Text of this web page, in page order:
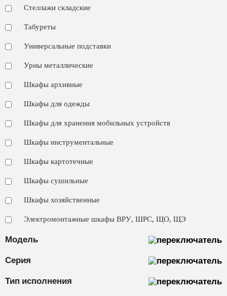
Стеллажи складские
Табуреты
Универсальные подставки
Урны металлические
Шкафы архивные
Шкафы для одежды
Шкафы для хранения мобильных устройств
Шкафы инструментальные
Шкафы картотечные
Шкафы сушильные
Шкафы хозяйственные
Электромонтажные шкафы ВРУ, ШРС, ЩО, ЩЭ
Модель
Серия
Тип исполнения